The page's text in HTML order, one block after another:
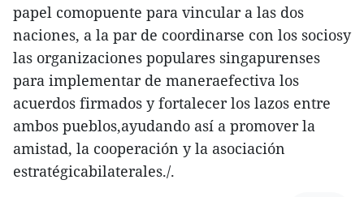
papel comopuente para vincular a las dos
naciones, a la par de coordinarse con los sociosy
las organizaciones populares singapurenses
para implementar de maneraefectiva los
acuerdos firmados y fortalecer los lazos entre
ambos pueblos,ayudando así a promover la
amistad, la cooperación y la asociación
estratégicabilaterales./.